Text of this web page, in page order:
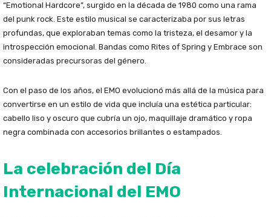
“Emotional Hardcore”, surgido en la década de 1980 como una rama
del punk rock. Este estilo musical se caracterizaba por sus letras
profundas, que exploraban temas como la tristeza, el desamor y la
introspección emocional. Bandas como Rites of Spring y Embrace son
consideradas precursoras del género.
Con el paso de los años, el EMO evolucionó más allá de la música para
convertirse en un estilo de vida que incluía una estética particular:
cabello liso y oscuro que cubría un ojo, maquillaje dramático y ropa
negra combinada con accesorios brillantes o estampados.
La celebración del Día
Internacional del EMO